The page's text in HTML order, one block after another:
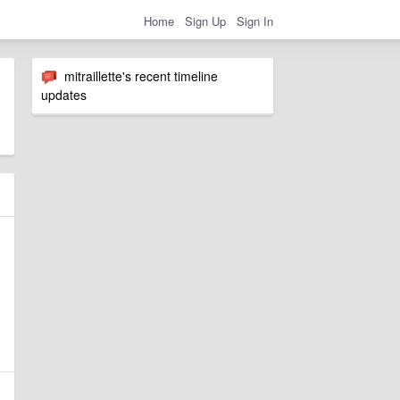
Home Sign Up Sign In
mitraillette's recent timeline
updates